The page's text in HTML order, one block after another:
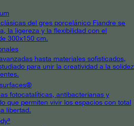
del gres porcelánico Fiandre se
la ligereza y la flexibilidad con el
300x150 cm.
hasta materiales sofisticados,
para unir la creatividad a la solidez
fotocatalíticas, antibacterianas y
que permiten vivir los espacios con total
libertad.